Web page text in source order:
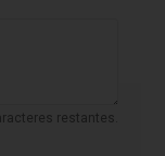
restantes.